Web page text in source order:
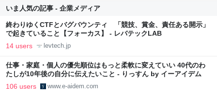
いま人気の記事 - 企業メディア
終わりゆくCTFとバグバウンティ 「競技、賞金、責任ある開示」
で起きていること【フォーカス】 - レバテックLAB
14 users levtech.jp
仕事・家庭・個人の優先順位はもっと柔軟に変えていい 40代のわ
たしが10年後の自分に伝えたいこと - りっすん by イーアイデム
106 users www.e-aidem.com